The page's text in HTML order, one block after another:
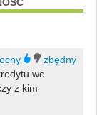
we
z kim